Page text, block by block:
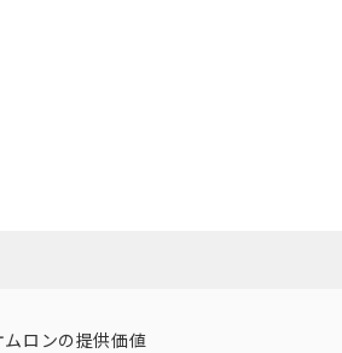
ムロンの提供価値